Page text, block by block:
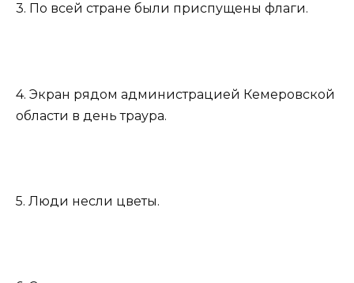
3. По всей стране были приспущены флаги.
4. Экран рядом администрацией Кемеровской
области в день траура.
5. Люди несли цветы.